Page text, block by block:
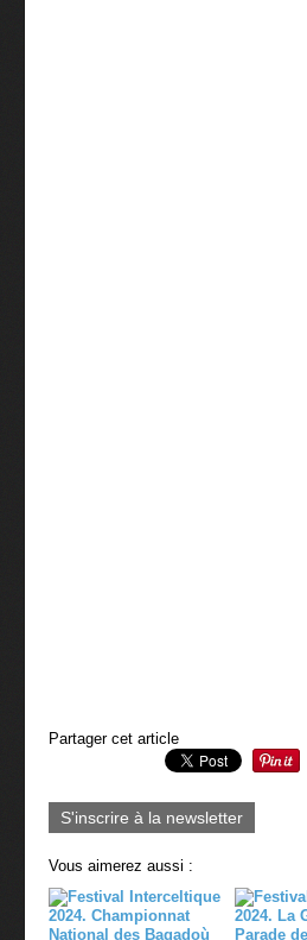
Partager cet article
S'inscrire à la newsletter
Vous aimerez aussi :